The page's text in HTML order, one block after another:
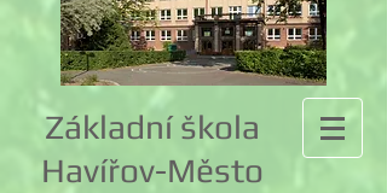
Základní škola
Havířov-Město